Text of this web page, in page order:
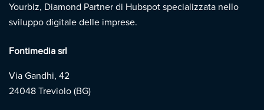
Yourbiz, Diamond Partner di Hubspot specializzata nello
sviluppo digitale delle imprese.
Fontimedia srl
Via Gandhi, 42
24048 Treviolo (BG)